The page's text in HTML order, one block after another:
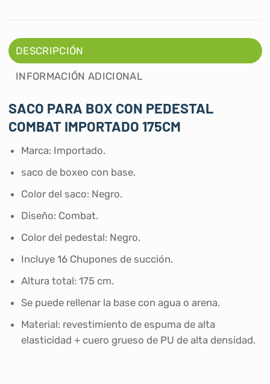
DESCRIPCIÓN
INFORMACIÓN ADICIONAL
SACO PARA BOX CON PEDESTAL
COMBAT IMPORTADO 175CM
Marca: Importado.
saco de boxeo con base.
Color del saco: Negro.
Diseño: Combat.
Color del pedestal: Negro.
Incluye 16 Chupones de succión.
Altura total: 175 cm.
Se puede rellenar la base con agua o arena.
Material: revestimiento de espuma de alta
elasticidad + cuero grueso de PU de alta densidad.